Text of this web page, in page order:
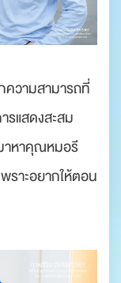
วามสามารถที่
รแสดงสะสม
าหาคุณหมอรี
ราะอยากให้ตอน